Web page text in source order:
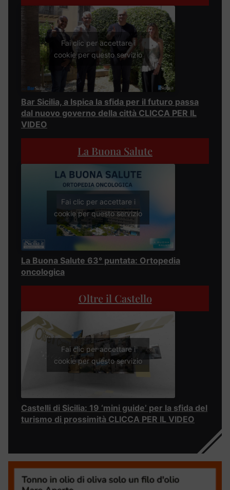
Fai clic per accettare i
cookie per questo servizio
Bar Sicilia, a Ispica la sfida per il futuro passa
dal nuovo governo della città CLICCA PER IL
VIDEO
La Buona Salute
Fai clic per accettare i
cookie per questo servizio
La Buona Salute 63° puntata: Ortopedia
oncologica
Oltre il Castello
Fai clic per accettare i
cookie per questo servizio
Castelli di Sicilia: 19 ‘mini guide’ per la sfida del
turismo di prossimità CLICCA PER IL VIDEO